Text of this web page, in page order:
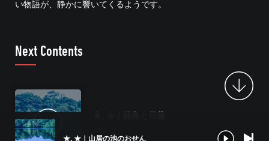
い物語が、静かに響いてくるようです。
Next Contents
★. ★｜山居の池のおせん